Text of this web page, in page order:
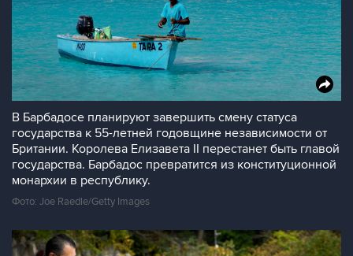
В Барбадосе планируют завершить смену статуса
государства к 55-летней годовщине независимости от
Британии. Королева Елизавета II перестанет быть главой
государства. Барбадос превратится из конституционной
монархии в республику.
Фото: Joe Raedle/Getty Images